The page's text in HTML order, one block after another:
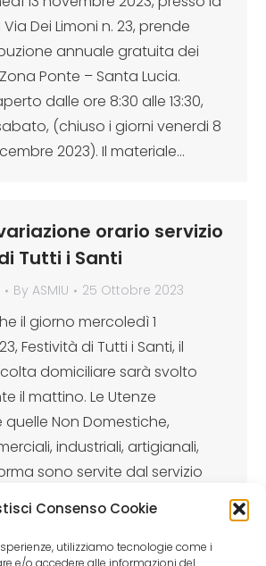
Consenso Cookie
utilizziamo tecnologie come i
e/o accedere alle informazioni del
Via Dei Limoni n. 23, prende
annuale gratuita dei
Ponte – Santa Lucia.
dalle ore 8:30 alle 13:30,
(chiuso i giorni venerdi 8
2023). Il materiale…
orario servizio
Tutti i Santi
By ASMIU 25 Ottobre 2023
il giorno mercoledì 1
Festività di Tutti i Santi, il
domiciliare sarà svolto
il mattino. Le Utenze
Non Domestiche,
industriali, artigianali,
sono servite dal servizio